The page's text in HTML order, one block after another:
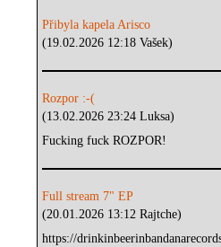
Přibyla kapela Arisco
(19.02.2026 12:18 Vašek)
Rozpor :-(
(13.02.2026 23:24 Luksa)
Fucking fuck ROZPOR!
Full stream 7" EP
(20.01.2026 13:12 Rajtche)
https://